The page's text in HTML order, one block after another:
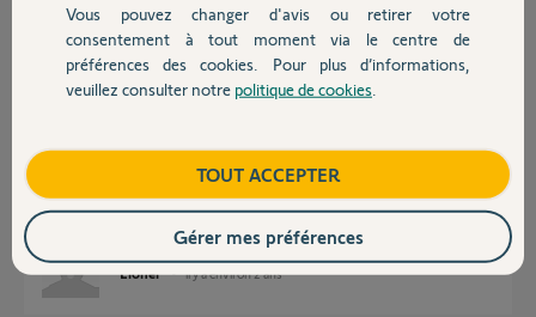
Devis avec un pro
Contact
Bonne soirée à vous.
Anonyme il y a environ 2 ans
Merci beaucoup pour cette réponse rapide et très claire.
Cordialement,
Lionel
Lionel il y a environ 2 ans
Vous pouvez changer d'avis ou retirer votre
consentement à tout moment via le centre de
préférences des cookies. Pour plus d’informations,
veuillez consulter notre politique de cookies
TOUT ACCEPTER
Gérer mes préférences